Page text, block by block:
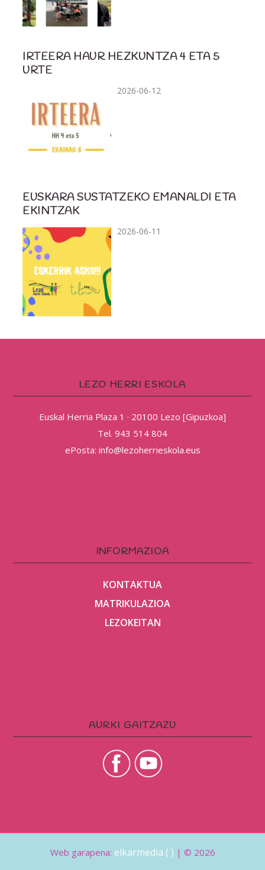
IRTEERA HAUR HEZKUNTZA 4 ETA 5
URTE
2026-06-12
EUSKARA SUSTATZEKO EMANALDI ETA
EKINTZAK
2026-06-11
LEZO HERRI ESKOLA
Euskal Herria Plaza 1 · 20100 Lezo [Gipuzkoa]
Tel. 943 514 804
ePosta: info@lezoherrieskola.eus
INFORMAZIOA
KONTAKTUA
MATRIKULAZIOA
LEZOKEITAN
AURKI GAITZAZU
Web garapena: elkarmedia ( ) | © 2026